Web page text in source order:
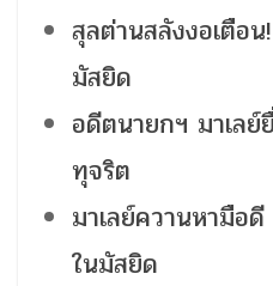
สุลต่านสลังงอเตือน
มัสยิด
อดีตนายกฯ มาเล
ทุจริต
มาเลย์ควานหามือ
ในมัสยิด